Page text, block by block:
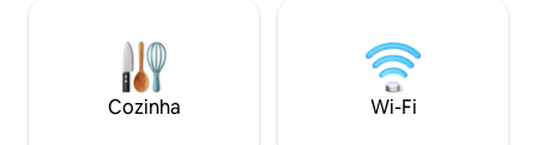
propriedade, churrasco e pequeno pátio
Campo, passear pela praia ou comer nos
melhores restaurantes.
santuário de
Permita-nos
do que espera
a partir da
Cozinha Wi-Fi